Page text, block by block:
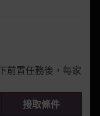
前置任務後，每家
接取條件